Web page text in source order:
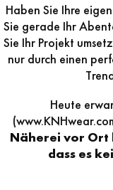
Haben Sie Ihre
Sie gerade Ihr
Sie Ihr Projekt
nur durch einen
Heute
Näherei vor Ort
dass es